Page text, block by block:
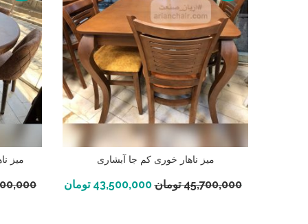
میز ناهار خوری کم جا آبشاری
45,700,000 تومان 43,500,000 تومان افزودن به سبد خرید
میز